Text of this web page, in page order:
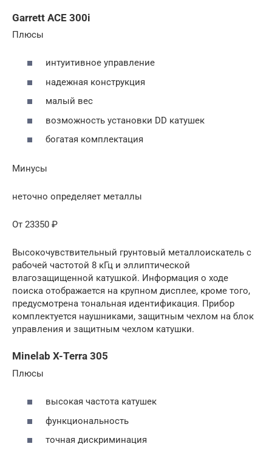
Garrett ACE 300i
Плюсы
интуитивное управление
надежная конструкция
малый вес
возможность установки DD катушек
богатая комплектация
Минусы
неточно определяет металлы
От 23350 ₽
Высокочувствительный грунтовый металлоискатель с
рабочей частотой 8 кГц и эллиптической
влагозащищенной катушкой. Информация о ходе
поиска отображается на крупном дисплее, кроме того,
предусмотрена тональная идентификация. Прибор
комплектуется наушниками, защитным чехлом на блок
управления и защитным чехлом катушки.
Minelab X-Terra 305
Плюсы
высокая частота катушек
функциональность
точная дискриминация